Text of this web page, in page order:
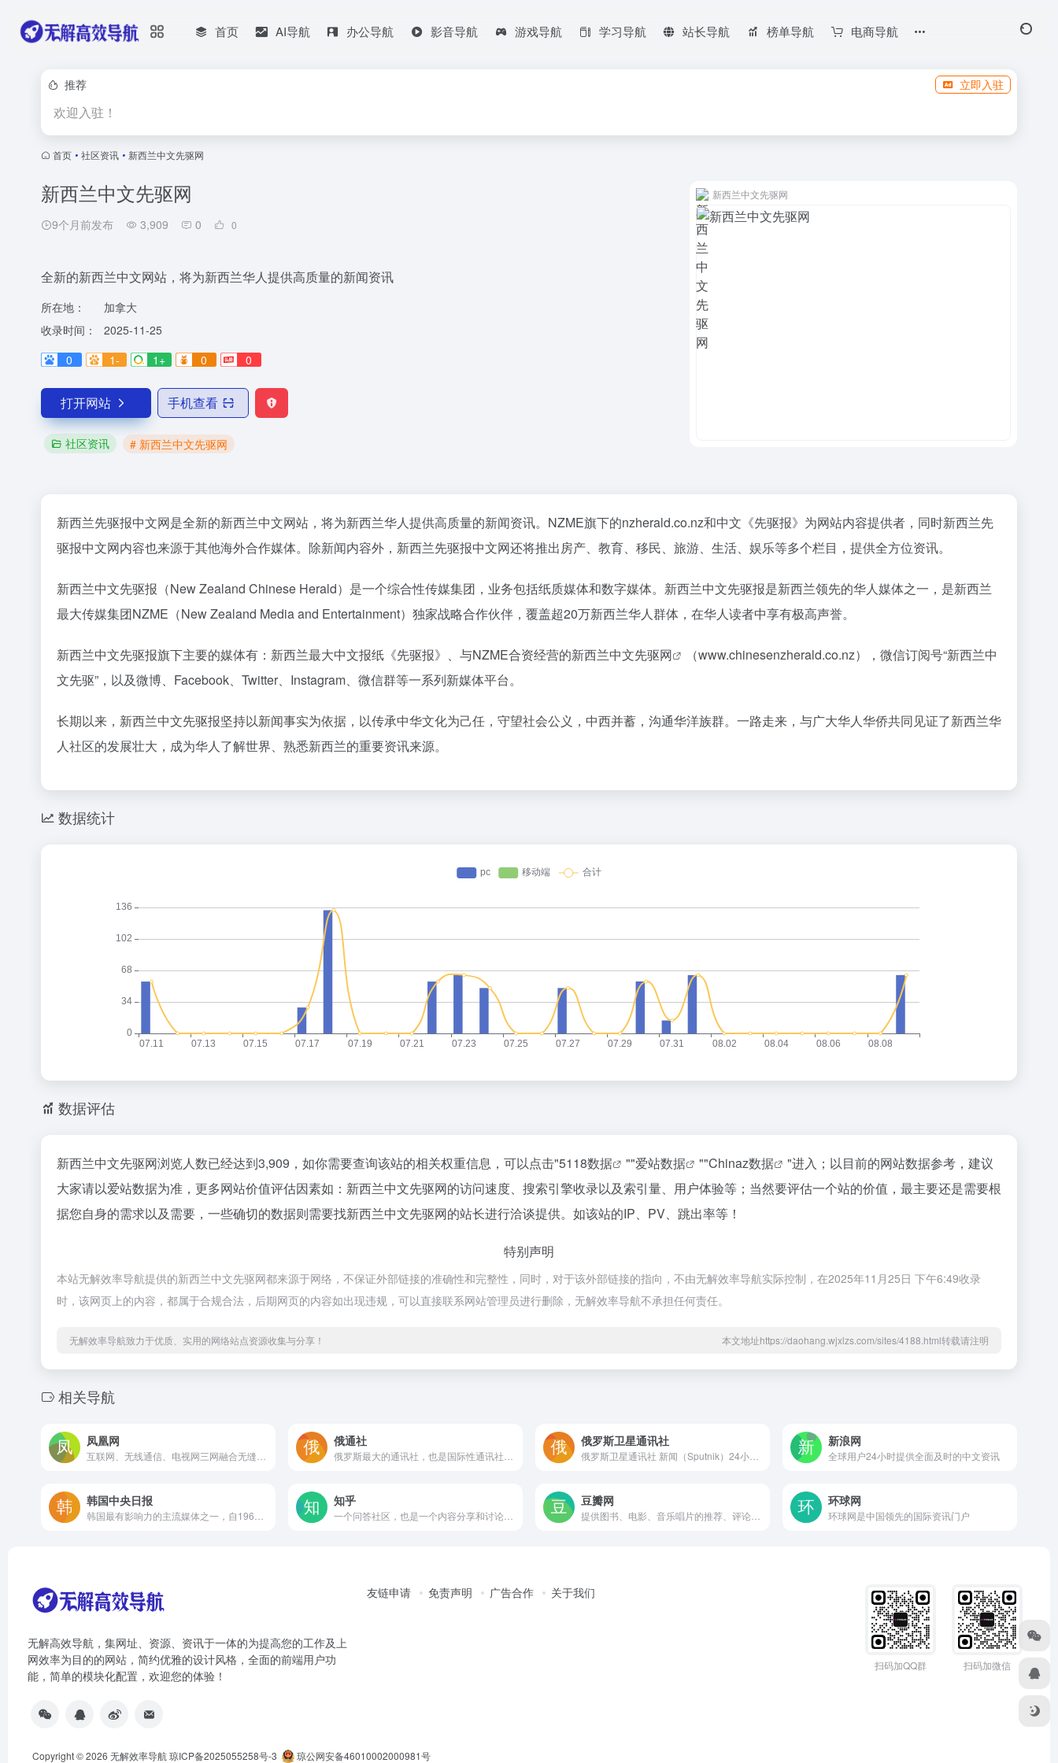
首页 AI导航 办公导航 影音导航 游戏导航 学习导航 站长导航 榜单导航 电商导航
推荐 立即入驻
欢迎入驻！
首页 • 社区资讯 • 新西兰中文先驱网
新西兰中文先驱网
9个月前发布 3,909 0 0
全新的新西兰中文网站，将为新西兰华人提供高质量的新闻资讯
所在地：
加拿大
收录时间：
2025-11-25
0
1- 1+ 0 0
打开网站 手机查看
社区资讯 # 新西兰中文先驱网
新西兰中文先驱网
新西兰先驱报中文网是全新的新西兰中文网站，将为新西兰华人提供高质量的新闻资讯。NZME旗下的nzherald.co.nz和中文《先驱报》为网站内容提供者，同时新西兰先
驱报中文网内容也来源于其他海外合作媒体。除新闻内容外，新西兰先驱报中文网还将推出房产、教育、移民、旅游、生活、娱乐等多个栏目，提供全方位资讯。
新西兰中文先驱报（New Zealand Chinese Herald）是一个综合性传媒集团，业务包括纸质媒体和数字媒体。新西兰中文先驱报是新西兰领先的华人媒体之一，是新西兰
最大传媒集团NZME（New Zealand Media and Entertainment）独家战略合作伙伴，覆盖超20万新西兰华人群体，在华人读者中享有极高声誉。
新西兰中文先驱报旗下主要的媒体有：新西兰最大中文报纸《先驱报》、与NZME合资经营的新西兰中文先驱网
（www.chinesenzherald.co.nz），微信订阅号“新西兰中
文先驱”，以及微博、Facebook、Twitter、Instagram、微信群等一系列新媒体平台。
长期以来，新西兰中文先驱报坚持以新闻事实为依据，以传承中华文化为己任，守望社会公义，中西并蓄，沟通华洋族群。一路走来，与广大华人华侨共同见证了新西兰华
人社区的发展壮大，成为华人了解世界、熟悉新西兰的重要资讯来源。
数据统计
数据评估
新西兰中文先驱网浏览人数已经达到3,909，如你需要查询该站的相关权重信息，可以点击"5118数据 ""爱站数据 ""Chinaz数据
"进入；以目前的网站数据参考，建议
大家请以爱站数据为准，更多网站价值评估因素如：新西兰中文先驱网的访问速度、搜索引擎收录以及索引量、用户体验等；当然要评估一个站的价值，最主要还是需要根
据您自身的需求以及需要，一些确切的数据则需要找新西兰中文先驱网的站长进行洽谈提供。如该站的IP、PV、跳出率等！
特别声明
本站无解效率导航提供的新西兰中文先驱网都来源于网络，不保证外部链接的准确性和完整性，同时，对于该外部链接的指向，不由无解效率导航实际控制，在2025年11月25日 下午6:49收录
时，该网页上的内容，都属于合规合法，后期网页的内容如出现违规，可以直接联系网站管理员进行删除，无解效率导航不承担任何责任。
无解效率导航致力于优质、实用的网络站点资源收集与分享！ 本文地址https://daohang.wjxlzs.com/sites/4188.html转载请注明
相关导航
凤凰网 俄通社 俄罗斯卫星通讯社 新浪网
全球用户24小时提供全面及时的中文资讯
韩国中央日报 知乎 豆瓣网 环球网
环球网是中国领先的国际资讯门户
无解高效导航，集网址、资源、资讯于一体的为提高您的工作及上
网效率为目的的网站，简约优雅的设计风格，全面的前端用户功
能，简单的模块化配置，欢迎您的体验！
友链申请 免责声明 广告合作 关于我们
扫码加QQ群 扫码加微信
Copyright © 2026 无解效率导航琼ICP备2025055258号-3 琼公网安备46010002000981号